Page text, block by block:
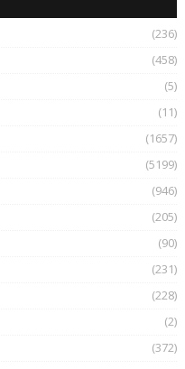
(236)
(458)
(5)
(11)
(1657)
(5199)
(946)
(205)
(90)
(231)
(228)
(2)
(372)